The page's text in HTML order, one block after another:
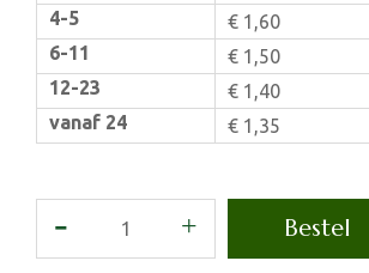
4-5
€ 1 ,60
6-11
€ 1 ,50
12-23
€ 1 ,40
vanaf 24
€ 1 ,35